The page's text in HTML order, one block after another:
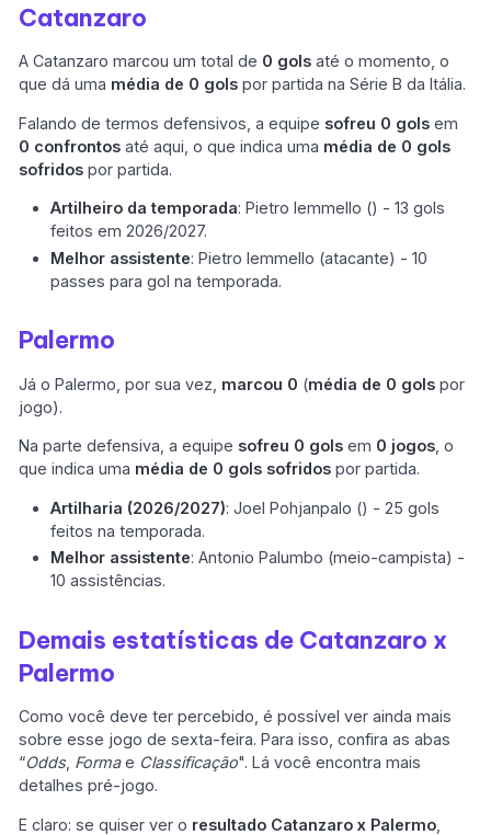
Catanzaro
A Catanzaro marcou um total de 0 gols até o momento, o
que dá uma média de 0 gols por partida na Série B da Itália.
Falando de termos defensivos, a equipe sofreu 0 gols em
0 confrontos até aqui, o que indica uma média de 0 gols
sofridos por partida.
Artilheiro da temporada: Pietro Iemmello () - 13 gols
feitos em 2026/2027.
Melhor assistente: Pietro Iemmello (atacante) - 10
passes para gol na temporada.
Palermo
Já o Palermo, por sua vez, marcou 0 (média de 0 gols por
jogo).
Na parte defensiva, a equipe sofreu 0 gols em 0 jogos , o
que indica uma média de 0 gols sofridos por partida.
Artilharia (2026/2027): Joel Pohjanpalo () - 25 gols
feitos na temporada.
Melhor assistente: Antonio Palumbo (meio-campista) -
10 assistências.
Demais estatísticas de Catanzaro x
Palermo
Como você deve ter percebido, é possível ver ainda mais
sobre esse jogo de sexta-feira. Para isso, confira as abas
“Odds Formae Classificação". Lá você encontra mais
detalhes pré-jogo.
E claro: se quiser ver o resultado Catanzaro x Palermo